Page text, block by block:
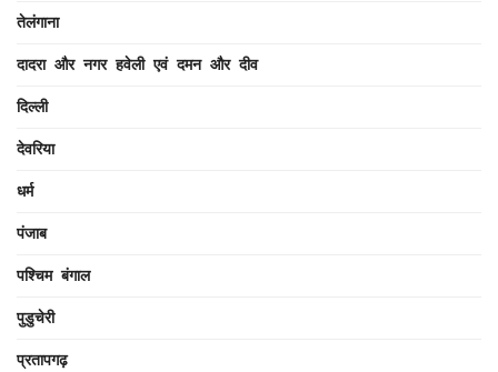
तेलंगाना
दादरा और नगर हवेली एवं दमन और दीव
दिल्ली
देवरिया
धर्म
पंजाब
पश्चिम बंगाल
पुडुचेरी
प्रतापगढ़